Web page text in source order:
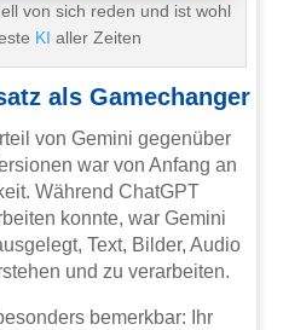
von sich reden und ist wohl
KI aller Zeiten
als Gamechanger
von Gemini gegenüber
war von Anfang an
Während ChatGPT
konnte, war Gemini
Text, Bilder, Audio
und zu verarbeiten.
bemerkbar: Ihr